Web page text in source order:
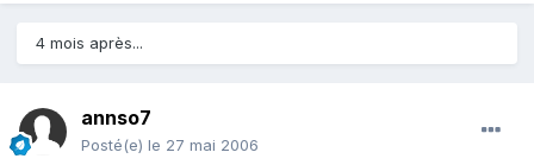
4 mois après...
annso7
Posté(e) le 27 mai 2006